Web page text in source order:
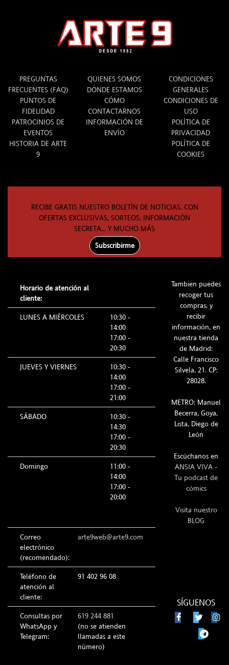
PREGUNTAS
FRECUENTES (FAQ)
PUNTOS DE
FIDELIDAD
PATROCINIOS DE
EVENTOS
HISTORIA DE ARTE
9
QUIENES SOMOS
DÓNDE ESTAMOS
CÓMO
CONTACTARNOS
INFORMACIÓN DE
ENVÍO
CONDICIONES
GENERALES
CONDICIONES DE
USO
POLÍTICA DE
PRIVACIDAD
POLÍTICA DE
COOKIES
RECIBE GRATIS NUESTRO BOLETÍN DE NOTICIAS, CON
OFERTAS EXCLUSIVAS, SORTEOS, INFORMACIÓN
SECRETA... Y MUCHO MÁS
Subscribirme
Horario de atención al
cliente:
LUNES A MIÉRCOLES
10:30 -
14:00
17:00 -
20:30
JUEVES Y VIERNES
10:30 -
14:00
17:00 -
21:00
SÁBADO
10:30 -
14:30
17:00 -
20:30
Domingo
11:00 -
14:00
17:00 -
20:00
Correo
electrónico
(recomendado):
arte9web@arte9.com
Teléfono de
atención al
cliente:
91 402 96 08
Consultas por
WhatsApp y
Telegram:
619 244 881
(no se atienden
llamadas a este
número)
Tambien puedes
recoger tus
compras, y
recibir
información, en
nuestra tienda
de Madrid:
Calle Francisco
Silvela, 21. CP:
28028.
METRO: Manuel
Becerra, Goya,
Lista, Diego de
León
Escúchanos en
ANSIA VIVA -
Tu podcast de
cómics
Visita nuestro
BLOG
SÍGUENOS